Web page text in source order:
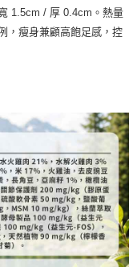
1.5cm / 厚 0.4cm。熱量
，瘦身兼顧高飽足感，控